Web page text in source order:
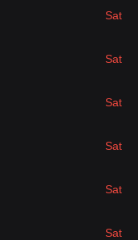
Sat
Sat
Sat
Sat
Sat
Sat